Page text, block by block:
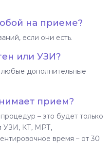
на приеме?
если они есть.
или УЗИ?
дополнительные
прием?
– это будет только
УЗИ, КТ, МРТ,
время – от 30